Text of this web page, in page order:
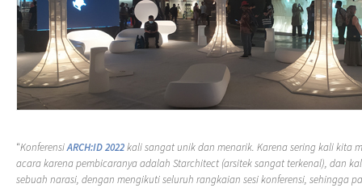
“KonferensiARCH:ID 2022kali sangat unik dan menarik. Karena sering kali kita
acara karena pembicaranya adalah Starchitect (arsitek sangat terkenal), dan
sebuah narasi, dengan mengikuti seluruh rangkaian sesi konferensi, sehingga